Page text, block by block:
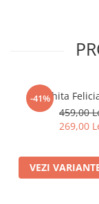
-41%
Rochita
459,00
269,00
VEZI